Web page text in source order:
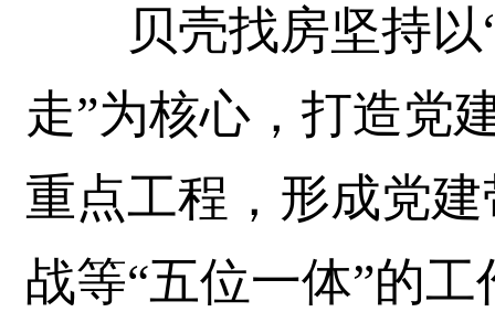
贝壳找房坚持以“
走”为核心，打造党
重点工程，形成党
战等“五位一体”的